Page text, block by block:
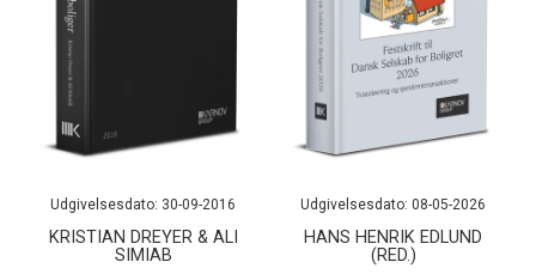
Udgivelsesdato: 30-09-2016
KRISTIAN DREYER & ALI
SIMIAB
Udgivelsesdato: 08-05-2026
HANS HENRIK EDLUND
(RED.)